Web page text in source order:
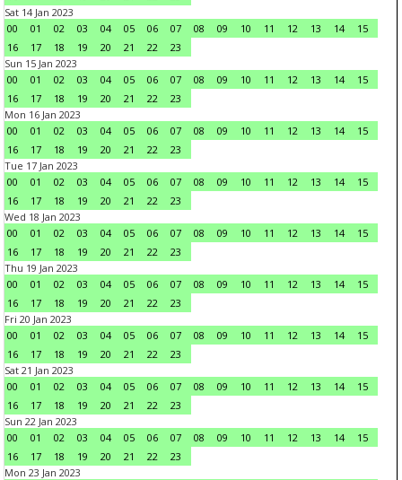
Sat 14 Jan 2023
00
01 02 03 04 05 06 07 08 09 10 11 12 13 14
15
16
17 18 19 20 21 22
23
Sun 15 Jan 2023
00
01 02 03 04 05 06 07 08 09 10 11 12 13 14
15
16
17 18 19 20 21 22
23
Mon 16 Jan 2023
00
01 02 03 04 05 06 07 08 09 10 11 12 13 14
15
16
17 18 19 20 21 22
23
Tue 17 Jan 2023
00
01 02 03 04 05 06 07 08 09 10 11 12 13 14
15
16
17 18 19 20 21 22
23
Wed 18 Jan 2023
00
01 02 03 04 05 06 07 08 09 10 11 12 13 14
15
16
17 18 19 20 21 22
23
Thu 19 Jan 2023
00
01 02 03 04 05 06 07 08 09 10 11 12 13 14
15
16
17 18 19 20 21 22
23
Fri 20 Jan 2023
00
01 02 03 04 05 06 07 08 09 10 11 12 13 14
15
16
17 18 19 20 21 22
23
Sat 21 Jan 2023
00
01 02 03 04 05 06 07 08 09 10 11 12 13 14
15
16
17 18 19 20 21 22
23
Sun 22 Jan 2023
00
01 02 03 04 05 06 07 08 09 10 11 12 13 14
15
16
17 18 19 20 21 22
23
Mon 23 Jan 2023